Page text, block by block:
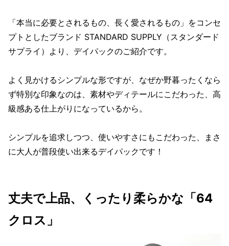
「本当に必要とされるもの、長く愛されるもの」をコンセ
プトとしたブランド STANDARD SUPPLY（スタンダード
サプライ）より、デイパックのご紹介です。
よく見かけるシンプルな形ですが、なぜか野暮ったくなら
ず特別な印象なのは、素材やディテールにこだわった、高
級感ある仕上がりになっているから。
シンプルを追求しつつ、使いやすさにもこだわった、まさ
に大人が普段使い出来るデイパックです！
丈夫で上品、くったり柔らかな「64
クロス」